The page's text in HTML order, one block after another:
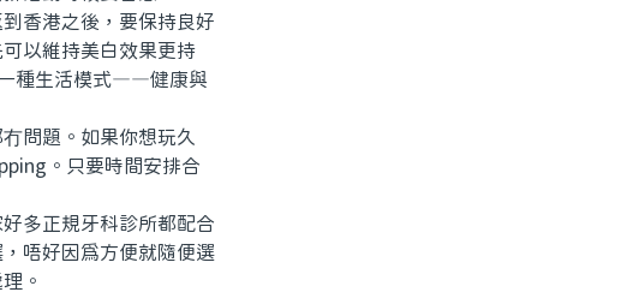
香港之後，要保持良好
以維持美白效果更持
一種生活模式——健康與
問題。如果你想玩久
。只要時間安排合
多正規牙科診所都配合
唔好因爲方便就隨便選
。